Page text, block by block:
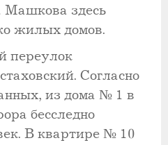
Машкова здесь
жилых домов.
переулок
Согласно
из дома № 1 в
бесследно
В квартире № 10